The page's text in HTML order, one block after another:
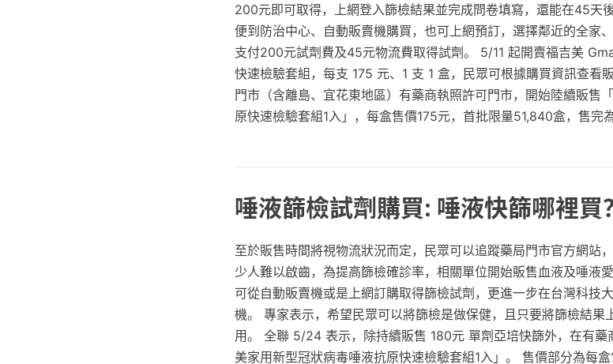
200元即可取得，上網登入篩檢結果並完成問卷填寫，還能在45天
便到防治中心、自動販賣機購買，也可上網預訂，選擇鄰近的全家
支付200元試劑費及45元物流費取得試劑。 5/11 起開賣福吉美
快速檢驗套組，每支 175 元、1 支 1 盒，民眾可根據購買資訊查看
門市（含離島、宜花東地區）有藥商執照許可門市，開始陸續販售
原快速檢驗套組1入」，每盒售價175元，首批限量51,840盒，售完為
唾液篩檢試劑購買: 唾液快篩哪裡買？
至於販售時間將視物流狀況而定，民眾可以追蹤藥局門市官方網站
少人難以啟齒，為提高篩檢確診率，相關單位開始販售血液及唾液
可從自動販賣機或是上網訂購取得篩檢試劑，更進一步在台灣科技
機。 專家表示，希望民眾可以將篩檢是做保健，且只要將篩檢結果
用。 全聯 5/24 表示，除持續販售 180元 單劑亞培快篩外，在有藥
美家用新型冠狀病毒唾液抗原快速檢驗套組1入」。 售價部分為每